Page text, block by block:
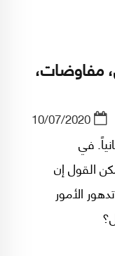
مفاوضات،
10/07/2020
في
القول إن
الأمور